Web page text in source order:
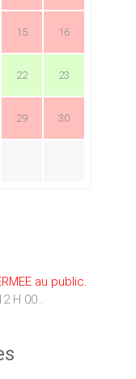
15 16
22 23
29 30
au public.
H 00 .